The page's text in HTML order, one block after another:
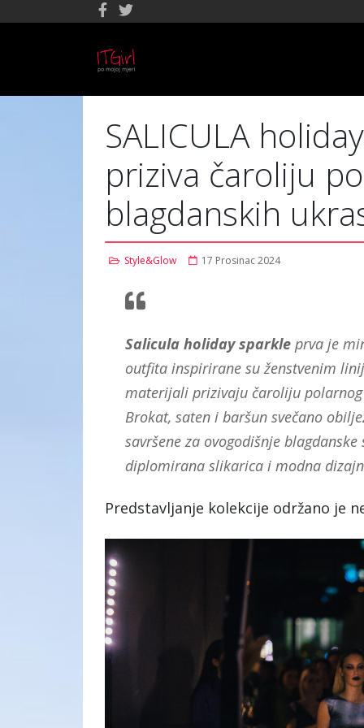
SALICULA
priziva čaroliju
blagdanskih
Style&Glow 17 Prosinac 2024
Salicula holiday sparkle prva je
outfita inspirirane su ženstvenim
materijali prizivaju čaroliju
Brokat, saten i baršun svečano
savršene za ovogodišnje
diplomirana slikarica i modna
Predstavljanje kolekcije održano je